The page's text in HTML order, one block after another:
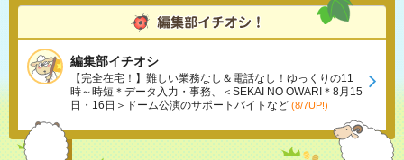
編集部イチオシ
【完全在宅！】難しい業務なし＆電話なし！ゆっくりの11
時～時短＊データ入力・事務、＜SEKAI NO OWARI＊8月15
日・16日＞ドーム公演のサポートバイトなど (8/7UP!)